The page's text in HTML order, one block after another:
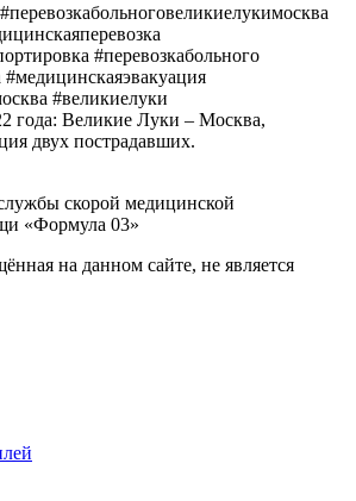
#перевозкабольного
#великиелуки
скорой медицинской
«Формула 03»
на данном сайте, не является